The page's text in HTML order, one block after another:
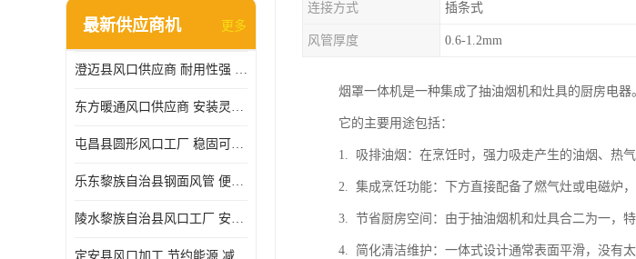
最新供应商机 更多
澄迈县风口供应商 耐用性强 能够减少能源消耗
东方暖通风口供应商 安装灵活 调节功能强
屯昌县圆形风口工厂 稳固可靠 方便清洁和维修
乐东黎族自治县钢面风管 便于搬运和安装 能够抵抗高温和火灾
陵水黎族自治县风口工厂 安装简便 安装也相对容易
定安县风口加工 节约能源 减少能量损失
连接方式 插条式
风管厚度 0.6-1.2mm
烟罩一体机是一种集成了抽油烟机和灶具的厨房电器
它的主要用途包括：
1. 吸排油烟：在烹饪时，强力吸走产生的油烟、热
2. 集成烹饪功能：下方直接配备了燃气灶或电磁炉
3. 节省厨房空间：由于抽油烟机和灶具合二为一，
4. 简化清洁维护：一体式设计通常表面平滑，没有